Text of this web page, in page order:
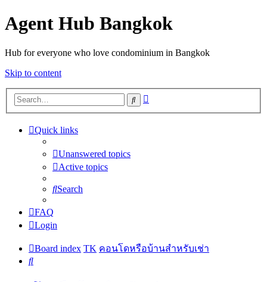
Agent Hub Bangkok
Hub for everyone who love condominium in Bangkok
Skip to content
Search
Quick links
Unanswered topics
Active topics
Search
FAQ
Login
Board index TK คอนโดหรือบ้านสำหรับเช่า
Search